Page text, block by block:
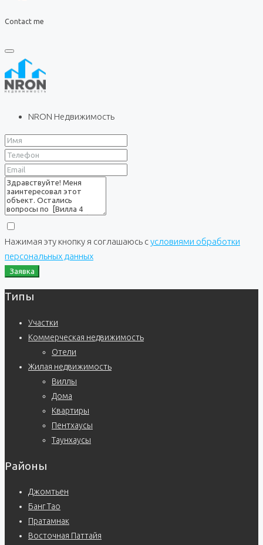
Contact me
NRON Недвижимость
Нажимая эту кнопку я соглашаюсь сусловиями обработки
персональных данных
Заявка
Типы
Участки
Коммерческая недвижимость
Отели
Жилая недвижимость
Виллы
Дома
Квартиры
Пентхаусы
Таунхаусы
Районы
Джомтьен
Банг Тао
Пратамнак
Восточная Паттайя